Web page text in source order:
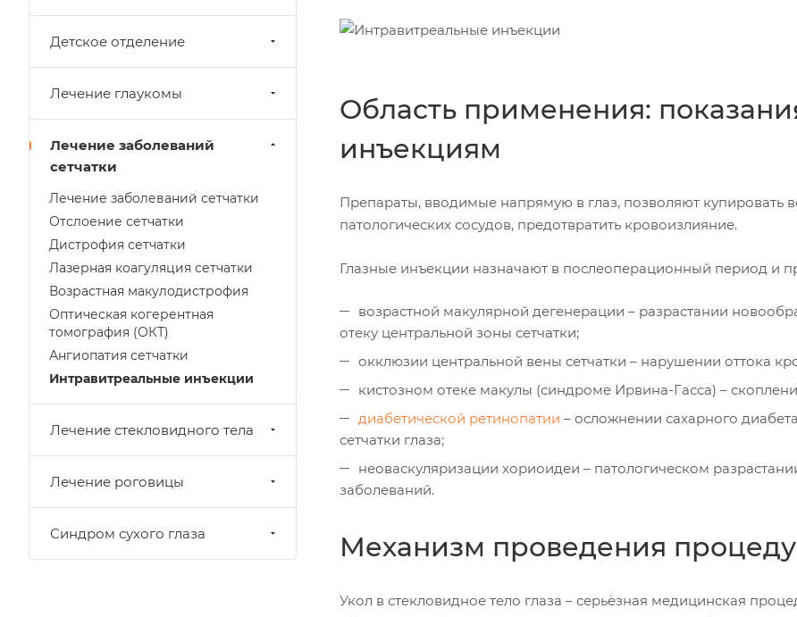
Область применения:
инъекциям
Препараты, вводимые напрямую в глаз, позволяют купировать
патологических сосудов, предотвратить кровоизлияние.
Глазные инъекции назначают в послеоперационный период и
возрастной макулярной дегенерации – разрастании
отеку центральной зоны сетчатки;
окклюзии центральной вены сетчатки – нарушении оттока
кистозном отеке макулы (синдроме Ирвина-Гасса) –
диабетической ретинопатии – осложнении сахарного
сетчатки глаза;
неоваскуляризации хориоидеи – патологическом
заболеваний.
Механизм проведения
Укол в стекловидное тело глаза – серьёзная медицинская
Детское отделение
Лечение глаукомы
Лечение заболеваний
сетчатки
Лечение заболеваний сетчатки
Отслоение сетчатки
Дистрофия сетчатки
Лазерная коагуляция сетчатки
Возрастная макулодистрофия
Оптическая когерентная
томография (ОКТ)
Ангиопатия сетчатки
Интравитреальные инъекции
Лечение стекловидного тела
Лечение роговицы
Синдром сухого глаза